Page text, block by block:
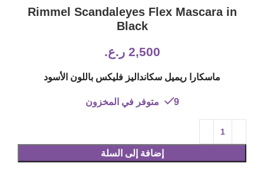
Rimmel Scandaleyes Flex Mascara in
Black
2,500 ر.ع.
ماسكارا ريميل سكانداليز فليكس باللون الأسود
9 متوفر في المخزون
إضافة إلى السلة